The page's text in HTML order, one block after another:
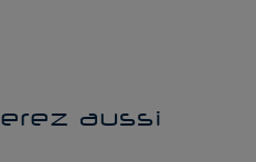
aussi